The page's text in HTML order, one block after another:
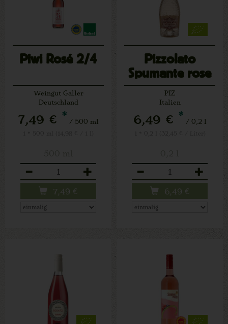
Piwi Rosé 2/4
Weingut Galler
Deutschland
7,49 € * / 500 ml
7,49 €
Pizzolato
Spumante rose
Mini
PIZ
Italien
6,49 € * / 0,2 l
6,49 €